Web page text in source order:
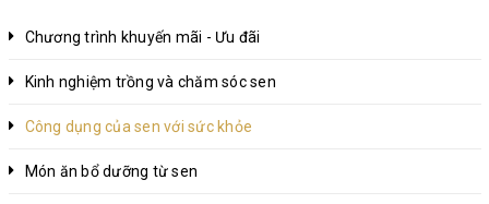
Chương trình khuyến mãi - Ưu đãi
Kinh nghiệm trồng và chăm sóc sen
Công dụng của sen với sức khỏe
Món ăn bổ dưỡng từ sen